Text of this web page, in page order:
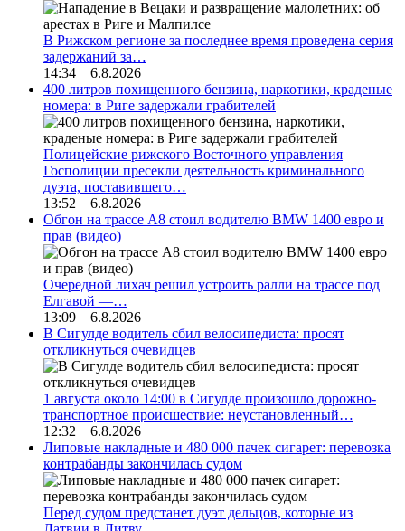
В Рижском регионе за последнее время проведена серия
задержаний за…
14:34 6.8.2026
400 литров похищенного бензина, наркотики, краденые
номера: в Риге задержали грабителей
Полицейские рижского Восточного управления
Госполиции пресекли деятельность криминального
дуэта, поставившего…
13:52 6.8.2026
Обгон на трассе А8 стоил водителю BMW 1400 евро и
прав (видео)
Очередной лихач решил устроить ралли на трассе под
Елгавой —…
13:09 6.8.2026
В Сигулде водитель сбил велосипедиста: просят
откликнуться очевидцев
1 августа около 14:00 в Сигулде произошло дорожно-
транспортное происшествие: неустановленный…
12:32 6.8.2026
Липовые накладные и 480 000 пачек сигарет: перевозка
контрабанды закончилась судом
Перед судом предстанет дуэт дельцов, которые из